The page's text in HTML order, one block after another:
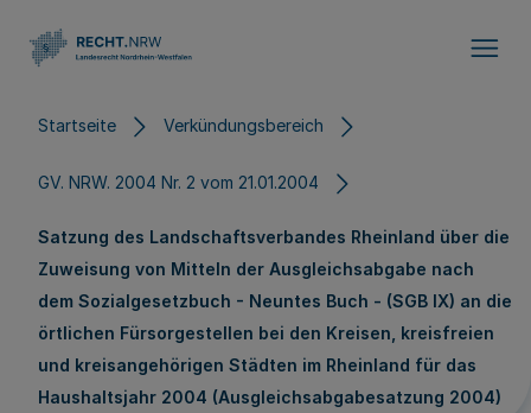
Startseite Verkündungsbereich
GV. NRW. 2004 Nr. 2 vom 21.01.2004
Satzung des Landschaftsverbandes Rheinland über die
Zuweisung von Mitteln der Ausgleichsabgabe nach
dem Sozialgesetzbuch - Neuntes Buch - (SGB IX) an die
örtlichen Fürsorgestellen bei den Kreisen, kreisfreien
und kreisangehörigen Städten im Rheinland für das
Haushaltsjahr 2004 (Ausgleichsabgabesatzung 2004)